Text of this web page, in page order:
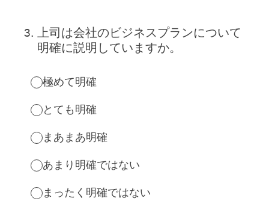
3. 上司は会社のビジネスプランについて
明確に説明していますか。
極めて明確
とても明確
まあまあ明確
あまり明確ではない
まったく明確ではない